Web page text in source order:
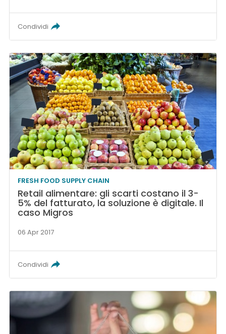
Condividi
FRESH FOOD SUPPLY CHAIN
Retail alimentare: gli scarti costano il 3-
5% del fatturato, la soluzione è digitale. Il
caso Migros
06 Apr 2017
Condividi